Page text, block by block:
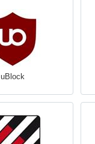
uBlock